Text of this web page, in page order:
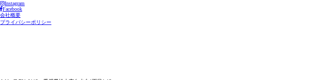
Instagram
Facebook
会社概要
プライバシーポリシー